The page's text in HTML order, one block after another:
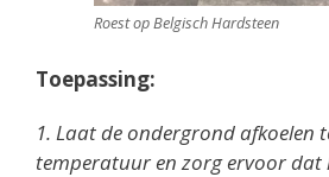
Roest op Belgisch Hardsteen
Toepassing:
1. Laat de ondergrond afkoelen
temperatuur en zorg ervoor dat